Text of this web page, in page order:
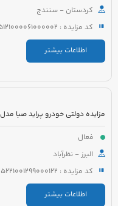
کردستان - سنندج
کد مزایده : 5121000061000002
اطلاعات بیشتر
مزایده دولتی خودرو پراید صبا مدل 1389 رنگ نقره ای
فعال
البرز - نظرآباد
کد مزایده : 5221001299000122
اطلاعات بیشتر